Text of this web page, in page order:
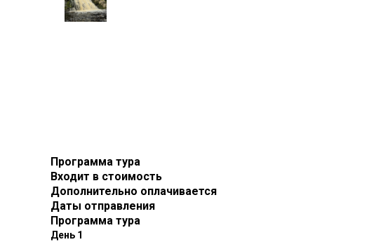
Программа тура
Входит в стоимость
Дополнительно оплачивается
Даты отправления
Программа тура
День 1